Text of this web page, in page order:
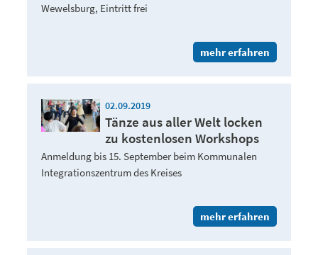
Wewelsburg, Eintritt frei
mehr erfahren
02.09.2019
Tänze aus aller Welt locken
zu kostenlosen Workshops
Anmeldung bis 15. September beim Kommunalen
Integrationszentrum des Kreises
mehr erfahren